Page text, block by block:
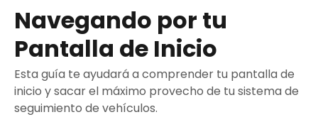
Navegando por tu
Pantalla de Inicio
Esta guía te ayudará a comprender tu pantalla de
inicio y sacar el máximo provecho de tu sistema de
seguimiento de vehículos.